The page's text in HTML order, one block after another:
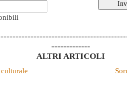
-------------
ALTRI ARTICOLI